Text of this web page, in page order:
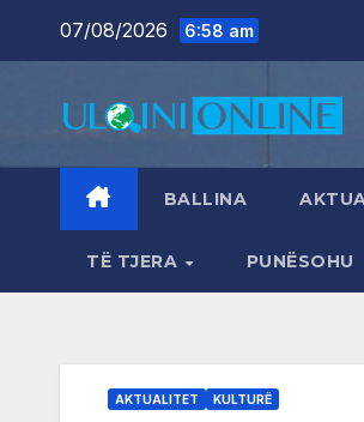
07/08/2026 6:58 am
BALLINA
TË TJERA PUNËSOHU
AKTUALITET KULTURË